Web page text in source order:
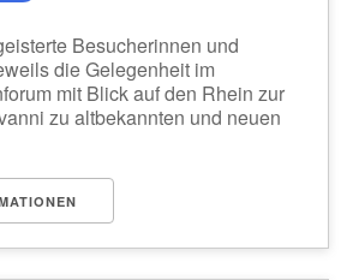
Besucherinnen und
die Gelegenheit im
mit Blick auf den Rhein zur
zu altbekannten und neuen